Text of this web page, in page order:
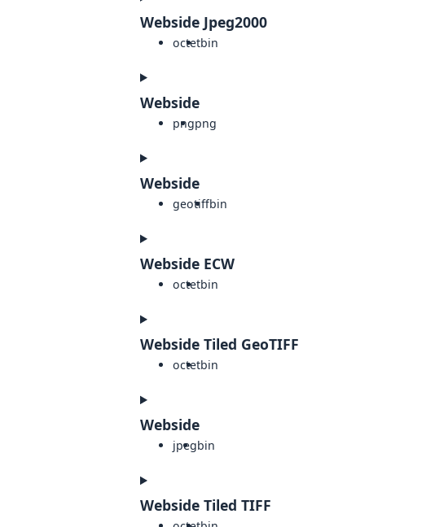
Webside Jpeg2000
octetbin
Webside
pngpng
Webside
geotiffbin
Webside ECW
octetbin
Webside Tiled GeoTIFF
octetbin
Webside
jpegbin
Webside Tiled TIFF